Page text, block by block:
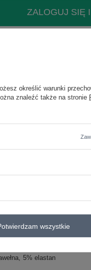
ZALOGUJ SIĘ
w 30°C
5% elastan
określić warunki
znaleźć także na stronie
wszystkie